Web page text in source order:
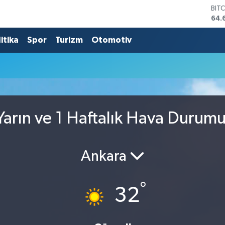
Spor Turizm Otomotiv
ve 1 Haftalık Hava
Ankara
32°